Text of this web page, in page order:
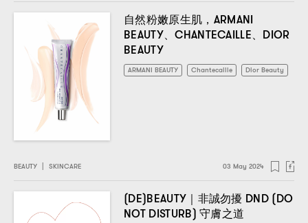
自然粉嫩原生肌 ，ARMANI
BEAUTY、CHANTECAILLE
DIOR
BEAUTY
ARMANI BEAUTY Chantecaille Dior Beauty
BEAUTY SKINCARE 03 May 2024
(DE)BEAUTY｜ 非誠勿擾 DND (DO
NOT DISTURB)守膚之道